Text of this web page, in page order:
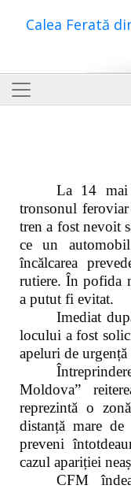
Calea Ferată
La 14
tronsonul
tren a fost nevoit
ce un
încălcarea
rutiere. În pofida
a putut fi evitat.
Imediat
locului a fost
apeluri de urgență
Moldova”
reprezintă o
distanță mare
preveni
cazul apariției
CFM